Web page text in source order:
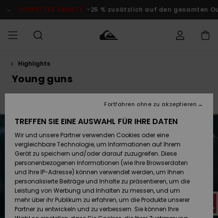
Produkt
springen
-25 % zusätzlich auf den gesamten Outlet-Bereich Jetzt
MÄNNER
Accessoires
Schuhe&
Flip-Flops
Surf
Snow
JUNGEN
Accessoires
Schuhe&
Flip-Flops
Surf
Snow
FRAUEN
Brandneu
Highlights
Snow
SURF
Kinder
Highlights
Community
SNOW
Kinder
Snow Shop
Damen
Highlights
DOPPELTER
RABATT
KINDER
Outlet
Frauen
Versand
Retouren
Bezahlung
Geschenkkarte
Quiksilver
Highlights
Young guns
Faherty x Quiksilver Back at It Bob
TREFFEN SIE EINE AUSWAHL FÜR IHRE DATEN
Wir und unsere Partner verwenden Cookies oder eine
vergleichbare Technologie, um Informationen auf Ihrem
Gerät zu speichern und/oder darauf zuzugreifen. Diese
personenbezogenen Informationen (wie Ihre Browserdaten
und Ihre IP-Adresse) können verwendet werden, um Ihnen
personalisierte Beiträge und Inhalte zu präsentieren, um die
Leistung von Werbung und Inhalten zu messen, und um
mehr über ihr Publikum zu erfahren, um die Produkte unserer
Partner zu entwickeln und zu verbessern. Sie können Ihre
Fortfahren ohne zu akzeptieren